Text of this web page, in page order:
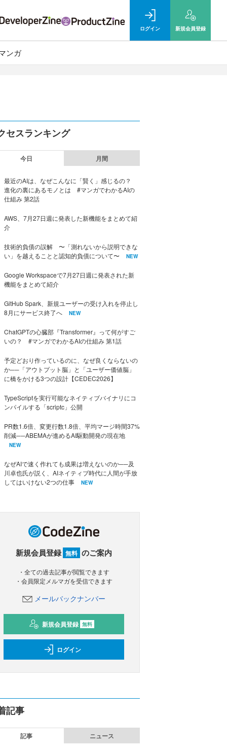
ログイン 新規会員登録
ンガ
セスランキング
今日 月間
最近のAIは、なぜこんなに「賢く」感じるの？
進化の裏にあるモノとは #マンガでわかるAIの
仕組み 第2話
AWS、7月27日週に発表した新機能をまとめて紹
介
技術的負債の誤解 〜「測れないから説明できな
い」を越えることと認知的負債について〜
NEW
Google Workspaceで7月27日週に発表された新
機能をまとめて紹介
GitHub Spark、新規ユーザーの受け入れを停止し
8月にサービス終了へ
NEW
ChatGPTの心臓部『Transformer』って何がすご
いの？ #マンガでわかるAIの仕組み 第1話
予定どおり作っているのに、なぜ良くならないの
か──「アウトプット脳」と「ユーザー価値脳」
に橋をかける3つの設計【CEDEC2026】
TypeScriptを実行可能なネイティブバイナリにコ
ンパイルする「scriptc」公開
PR数1.6倍、変更行数1.8倍、平均マージ時間37%
削減──ABEMAが進めるAI駆動開発の現在地
NEW
なぜAIで速く作れても成果は増えないのか──及
川卓也氏が説く、AIネイティブ時代に人間が手放
してはいけない2つの仕事
NEW
新規会員登録 無料 のご案内
・全ての過去記事が閲覧できます
・会員限定メルマガを受信できます
メールバックナンバー
新規会員登録 無料
ログイン
記事
記事 ニュース